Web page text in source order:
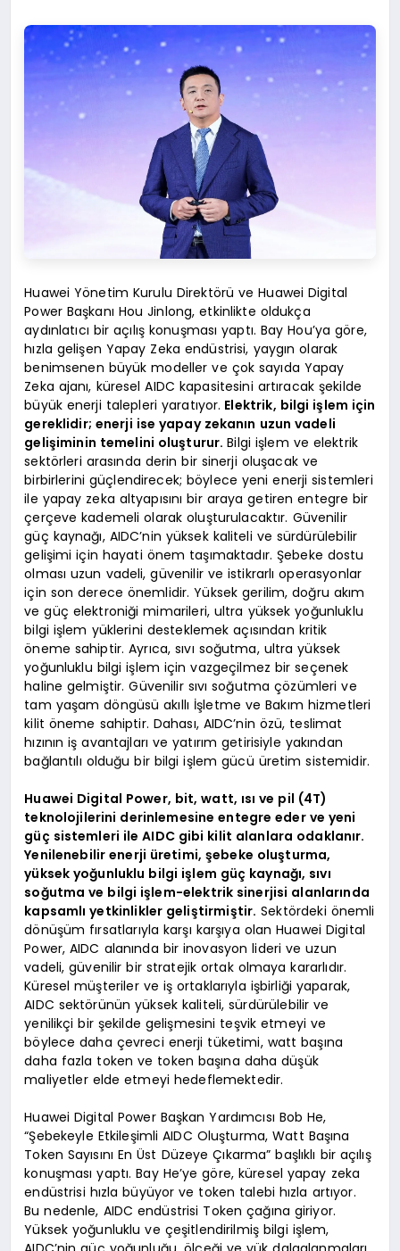
Huawei Yönetim Kurulu Direktörü ve Huawei Digital
Power Başkanı Hou Jinlong, etkinlikte oldukça
aydınlatıcı bir açılış konuşması yaptı. Bay Hou’ya göre,
hızla gelişen Yapay Zeka endüstrisi, yaygın olarak
benimsenen büyük modeller ve çok sayıda Yapay
Zeka ajanı, küresel AIDC kapasitesini artıracak şekilde
büyük enerji talepleri yaratıyor. Elektrik, bilgi işlem için
gereklidir; enerji ise yapay zekanın uzun vadeli
gelişiminin temelini oluşturur.Bilgi işlem ve elektrik
sektörleri arasında derin bir sinerji oluşacak ve
birbirlerini güçlendirecek; böylece yeni enerji sistemleri
ile yapay zeka altyapısını bir araya getiren entegre bir
çerçeve kademeli olarak oluşturulacaktır. Güvenilir
güç kaynağı, AIDC’nin yüksek kaliteli ve sürdürülebilir
gelişimi için hayati önem taşımaktadır. Şebeke dostu
olması uzun vadeli, güvenilir ve istikrarlı operasyonlar
için son derece önemlidir. Yüksek gerilim, doğru akım
ve güç elektroniği mimarileri, ultra yüksek yoğunluklu
bilgi işlem yüklerini desteklemek açısından kritik
öneme sahiptir. Ayrıca, sıvı soğutma, ultra yüksek
yoğunluklu bilgi işlem için vazgeçilmez bir seçenek
haline gelmiştir. Güvenilir sıvı soğutma çözümleri ve
tam yaşam döngüsü akıllı İşletme ve Bakım hizmetleri
kilit öneme sahiptir. Dahası, AIDC’nin özü, teslimat
hızının iş avantajları ve yatırım getirisiyle yakından
bağlantılı olduğu bir bilgi işlem gücü üretim sistemidir.
Huawei Digital Power, bit, watt, ısı ve pil (4T)
teknolojilerini derinlemesine entegre eder ve yeni
güç sistemleri ile AIDC gibi kilit alanlara odaklanır.
Yenilenebilir enerji üretimi, şebeke oluşturma,
yüksek yoğunluklu bilgi işlem güç kaynağı, sıvı
soğutma ve bilgi işlem-elektrik sinerjisi alanlarında
kapsamlı yetkinlikler geliştirmiştir. Sektördeki önemli
dönüşüm fırsatlarıyla karşı karşıya olan Huawei Digital
Power, AIDC alanında bir inovasyon lideri ve uzun
vadeli, güvenilir bir stratejik ortak olmaya kararlıdır.
Küresel müşteriler ve iş ortaklarıyla işbirliği yaparak,
AIDC sektörünün yüksek kaliteli, sürdürülebilir ve
yenilikçi bir şekilde gelişmesini teşvik etmeyi ve
böylece daha çevreci enerji tüketimi, watt başına
daha fazla token ve token başına daha düşük
maliyetler elde etmeyi hedeflemektedir.
Huawei Digital Power Başkan Yardımcısı Bob He,
“Şebekeyle Etkileşimli AIDC Oluşturma, Watt Başına
Token Sayısını En Üst Düzeye Çıkarma” başlıklı bir açılış
konuşması yaptı. Bay He’ye göre, küresel yapay zeka
endüstrisi hızla büyüyor ve token talebi hızla artıyor.
Bu nedenle, AIDC endüstrisi Token çağına giriyor.
Yüksek yoğunluklu ve çeşitlendirilmiş bilgi işlem,